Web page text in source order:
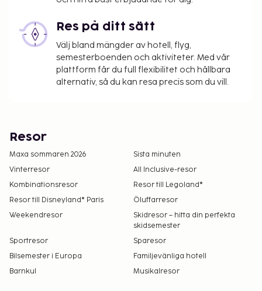
Res på ditt sätt
Välj bland mängder av hotell, flyg,
semesterboenden och aktiviteter. Med vår
plattform får du full flexibilitet och hållbara
alternativ, så du kan resa precis som du vill.
Resor
Maxa sommaren 2026
Sista minuten
Vinterresor
All Inclusive-resor
Kombinationsresor
Resor till Legoland®
Resor till Disneyland® Paris
Öluffarresor
Weekendresor
Skidresor – hitta din perfekta
skidsemester
Sportresor
Sparesor
Bilsemester i Europa
Familjevänliga hotell
Barnkul
Musikalresor